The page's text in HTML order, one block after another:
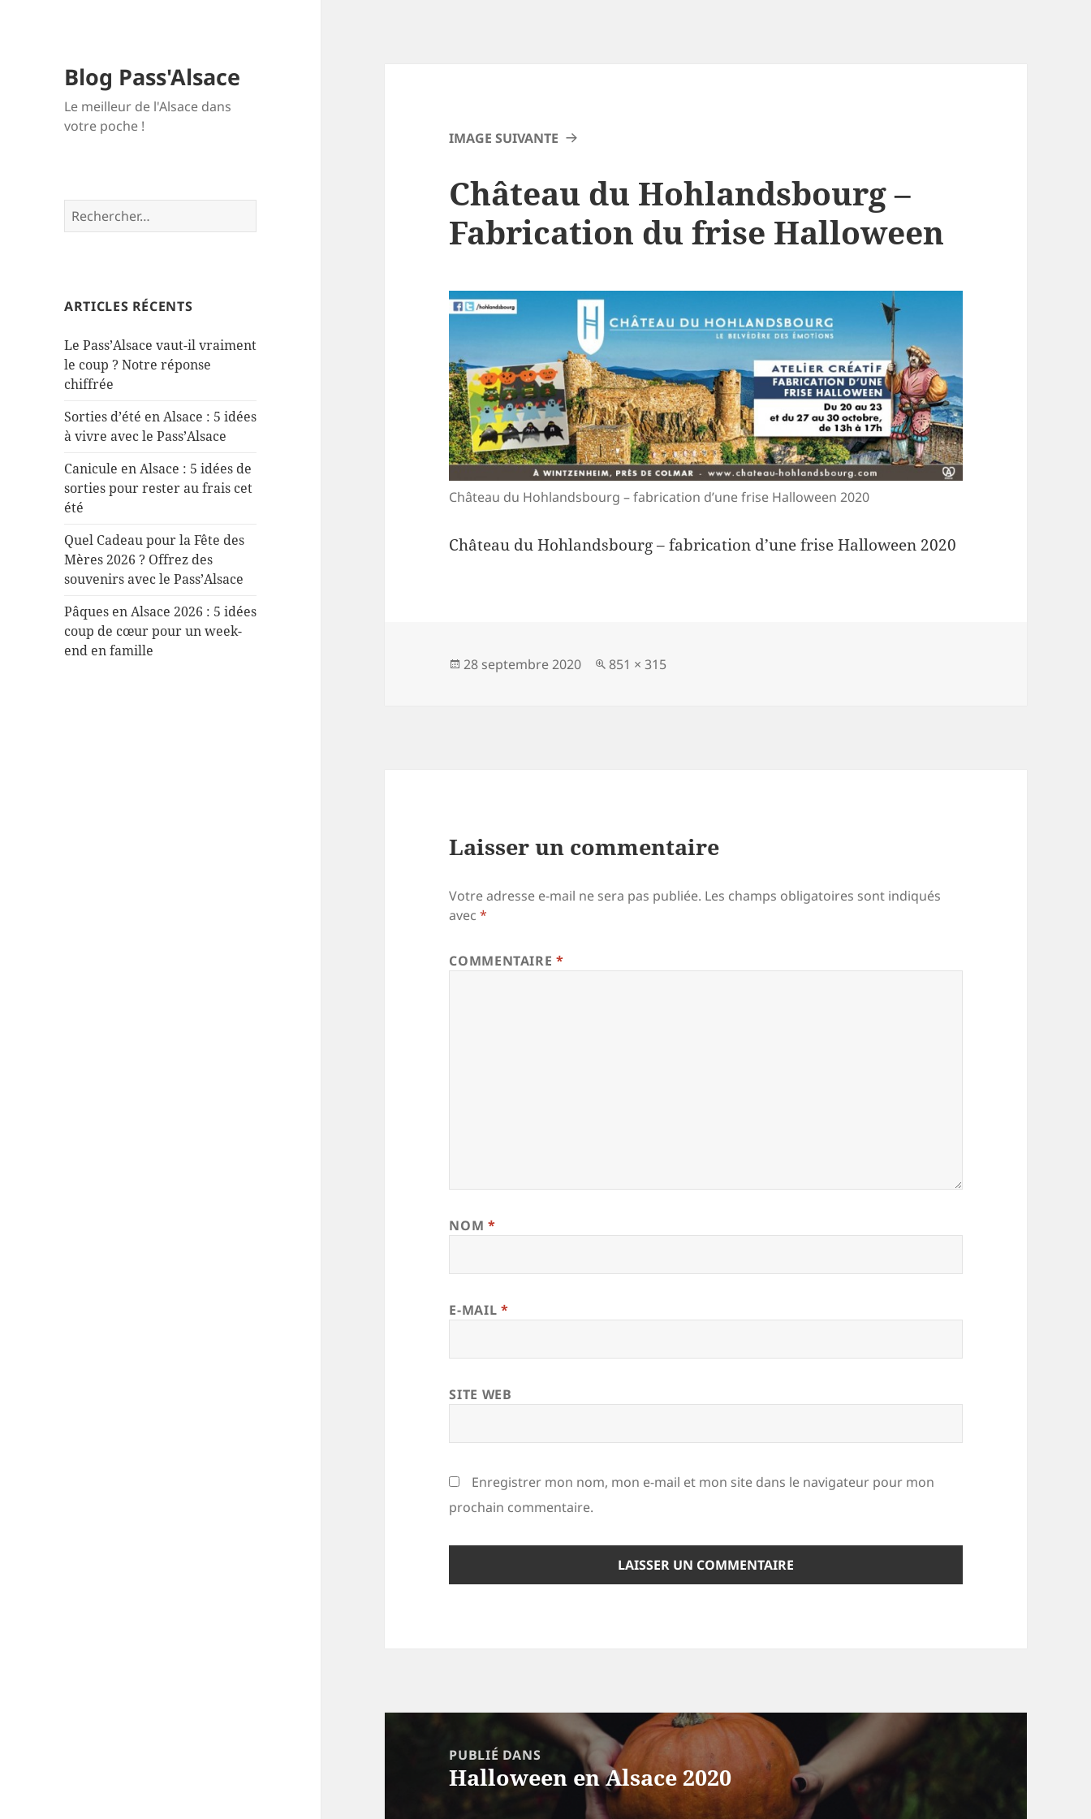
Blog Pass'Alsace
Le meilleur de l'Alsace dans
votre poche !
Rechercher :
ARTICLES RÉCENTS
Le Pass’Alsace vaut-il vraiment
le coup ? Notre réponse
chiffrée
Sorties d’été en Alsace : 5 idées
à vivre avec le Pass’Alsace
Canicule en Alsace : 5 idées de
sorties pour rester au frais cet
été
Quel Cadeau pour la Fête des
Mères 2026 ? Offrez des
souvenirs avec le Pass’Alsace
Pâques en Alsace 2026 : 5 idées
coup de cœur pour un week-
end en famille
IMAGE SUIVANTE
Château du Hohlandsbourg –
Fabrication du frise Halloween
Château du Hohlandsbourg – fabrication d’une frise Halloween 2020
Château du Hohlandsbourg – fabrication d’une frise Halloween 2020
Publié
28 septembre 2020
Taille
851 × 315
Laisser un commentaire
Votre adresse e-mail ne sera pas publiée. Les champs obligatoires sont indiqués
avec*
COMMENTAIRE*
NOM *
E-MAIL *
SITE WEB
Enregistrer mon nom, mon e-mail et mon site dans le navigateur pour mon
prochain commentaire.
Navigation
PUBLIÉ DANS
Halloween en Alsace 2020